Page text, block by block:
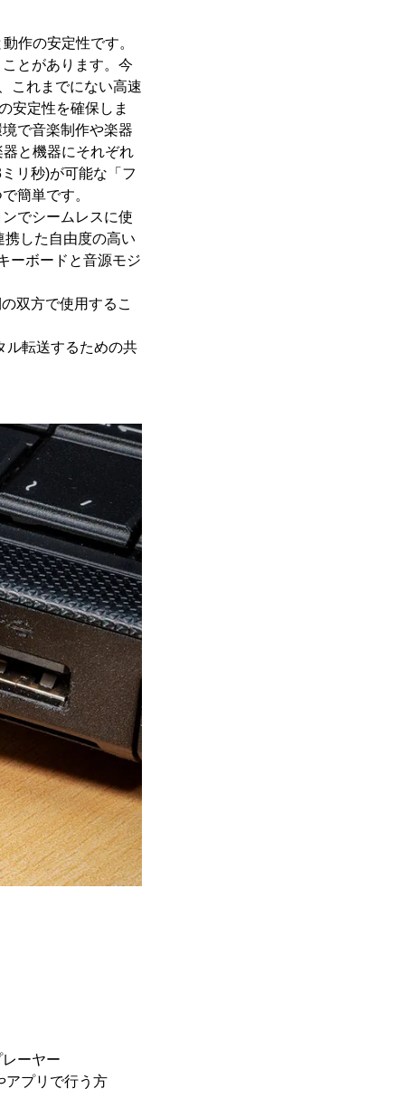
作の安定性です。
とがあります。今
これまでにない高速
安定性を確保しま
で音楽制作や楽器
と機器にそれぞれ
リ秒)が可能な「フ
簡単です。
でシームレスに使
した自由度の高い
ーボードと音源モジ
双方で使用するこ
ル転送するための共
ーヤー
アプリで行う方